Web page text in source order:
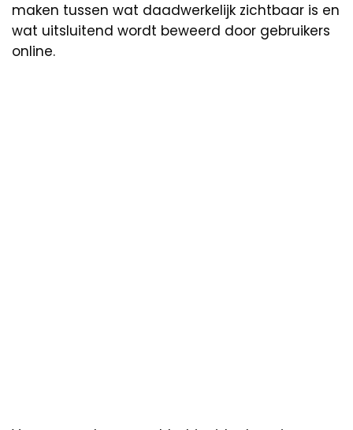
maken tussen wat daadwerkelijk zichtbaar is en
wat uitsluitend wordt beweerd door gebruikers
online.